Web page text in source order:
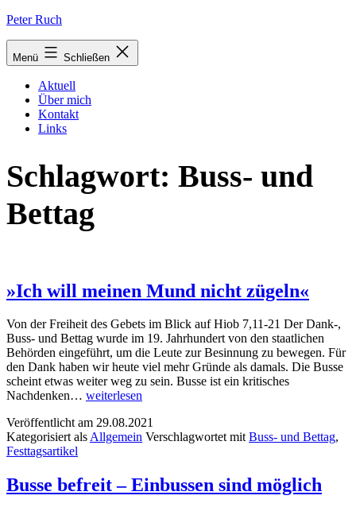
Zum
springen
Peter Ruch
Menü Schließen
Aktuell
Über mich
Kontakt
Links
Schlagwort: Buss- und
Bettag
»Ich will meinen Mund nicht zügeln«
Von der Freiheit des Gebets im Blick auf Hiob 7,11-21 Der Dank-,
Buss- und Bettag wurde im 19. Jahrhundert von den staatlichen
Behörden eingeführt, um die Leute zur Besinnung zu bewegen. Für
den Dank haben wir heute viel mehr Gründe als damals. Die Busse
scheint etwas weiter weg zu sein. Busse ist ein kritisches
Nachdenken… »Ich
meinen
Mund
weiterlesen
Veröffentlicht am 29.08.2021
Kategorisiert alsAllgemein Verschlagwortet mitBuss- und Bettag,
Festtagsartikel
Busse befreit – Einbussen sind möglich